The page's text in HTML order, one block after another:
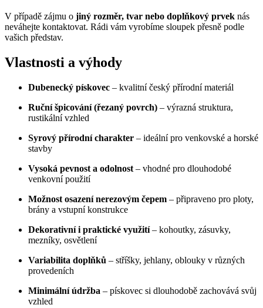
V případě zájmu o jiný rozměr, tvar nebo doplňkový prvek nás
neváhejte kontaktovat. Rádi vám vyrobíme sloupek přesně podle
vašich představ.
Vlastnosti a výhody
Dubenecký pískovec – kvalitní český přírodní materiál
Ruční špicování (řezaný povrch) – výrazná struktura,
rustikální vzhled
Syrový přírodní charakter – ideální pro venkovské a horské
stavby
Vysoká pevnost a odolnost – vhodné pro dlouhodobé
venkovní použití
Možnost osazení nerezovým čepem – připraveno pro ploty,
brány a vstupní konstrukce
Dekorativní i praktické využití– kohoutky, zásuvky,
mezníky, osvětlení
Variabilita doplňků – stříšky, jehlany, oblouky v různých
provedeních
Minimální údržba – pískovec si dlouhodobě zachovává svůj
vzhled